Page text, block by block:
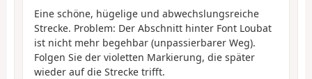
Eine schöne, hügelige und abwechslungsreiche
Strecke. Problem: Der Abschnitt hinter Font Loubat
ist nicht mehr begehbar (unpassierbarer Weg).
Folgen Sie der violetten Markierung, die später
wieder auf die Strecke trifft.